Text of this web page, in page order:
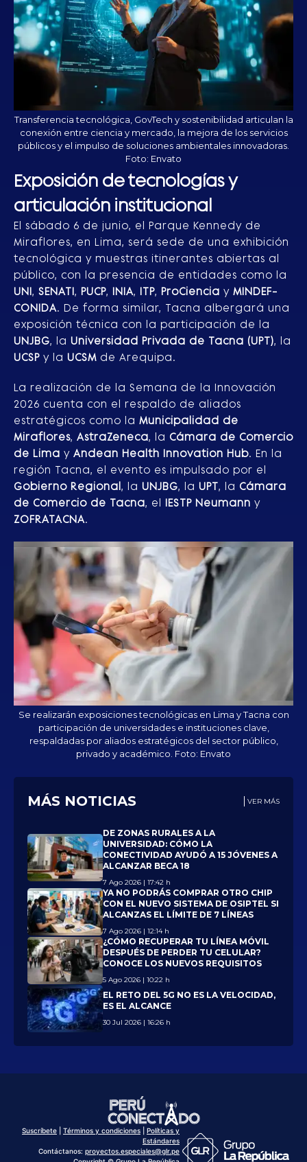
MÁS NOTICIAS VER MÁS
DE ZONAS RURALES A LA
UNIVERSIDAD: CÓMO LA
CONECTIVIDAD AYUDÓ A 15 JÓVENES A
ALCANZAR BECA 18
7 Ago 2026 | 17:42 h
YA NO PODRÁS COMPRAR OTRO CHIP
CON EL NUEVO SISTEMA DE OSIPTEL SI
ALCANZAS EL LÍMITE DE 7 LÍNEAS
7 Ago 2026 | 12:14 h
¿CÓMO RECUPERAR TU LÍNEA MÓVIL
DESPUÉS DE PERDER TU CELULAR?
CONOCE LOS NUEVOS REQUISITOS
5 Ago 2026 | 10:22 h
EL RETO DEL 5G NO ES LA VELOCIDAD,
ES EL ALCANCE
30 Jul 2026 | 16:26 h
Transferencia tecnológica, GovTech y sostenibilidad articulan la
conexión entre ciencia y mercado, la mejora de los servicios
públicos y el impulso de soluciones ambientales innovadoras.
Foto: Envato
Exposición de tecnologías y
articulación institucional
El sábado 6 de junio, el Parque Kennedy de
Miraflores, en Lima, será sede de una exhibición
tecnológica y muestras itinerantes abiertas al
público, con la presencia de entidades como la
UNI, SENATI, PUCP, INIA, ITP, ProCiencia y MINDEF-
CONIDA. De forma similar, Tacna albergará una
exposición técnica con la participación de la
UNJBG, la Universidad Privada de Tacna (UPT), la
UCSP y la UCSM de Arequipa.
La realización de la Semana de la Innovación
2026 cuenta con el respaldo de aliados
estratégicos como la Municipalidad de
Miraflores, AstraZeneca, la Cámara de Comercio
de Lima y Andean Health Innovation Hub. En la
región Tacna, el evento es impulsado por el
Gobierno Regional, la UNJBG, la UPT, la Cámara
de Comercio de Tacna, el IESTP Neumann y
ZOFRATACNA.
Se realizarán exposiciones tecnológicas en Lima y Tacna con
participación de universidades e instituciones clave,
respaldadas por aliados estratégicos del sector público,
privado y académico. Foto: Envato
Suscríbete Términos y condiciones
Políticas y
Estándares
Contáctanos: proyectos.especiales@glr.pe